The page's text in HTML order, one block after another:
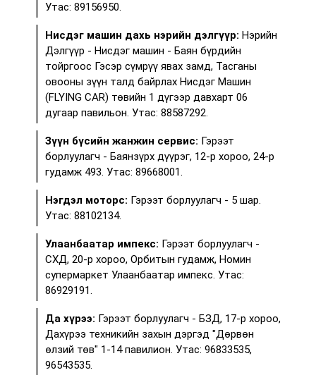
Утас: 89156950.
Нисдэг машин дахь нэрийн дэлгүүр: Нэрийн
Дэлгүүр - Нисдэг машин - Баян бүрдийн
тойргоос Гэсэр сүмрүү явах замд, Тасганы
овооны зүүн талд байрлах Нисдэг Машин
(FLYING CAR) төвийн 1 дүгээр давхарт 06
дугаар павильон. Утас: 88587292.
Зүүн бүсийн жанжин сервис: Гэрээт
борлуулагч - Баянзүрх дүүрэг, 12-р хороо, 24-р
гудамж 493. Утас: 89668001.
Нэгдэл моторс: Гэрээт борлуулагч - 5 шар.
Утас: 88102134.
Улаанбаатар импекс: Гэрээт борлуулагч -
СХД, 20-р хороо, Орбитын гудамж, Номин
супермаркет Улаанбаатар импекс. Утас:
86929191.
Да хүрээ: Гэрээт борлуулагч - БЗД, 17-р хороо,
Дахүрээ техникийн захын дэргэд "Дөрвөн
өлзий төв" 1-14 павилион. Утас: 96833535,
96543535.